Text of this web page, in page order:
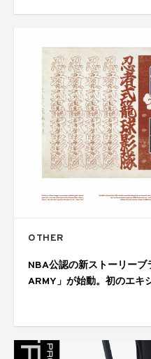
OTHER
NBA公認の新ストーリー
ARMY」が始動。初のエキ